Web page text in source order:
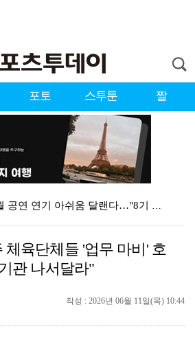
포토 스투툰 짤
아이유, 9월 공연 연기 아쉬움 달랜다…"8기 대상 9…
재희, 승리의 브이
체육단체들 '업무 마비' 호
관 나서달라"
작성 : 2026년 06월 11일(목) 10:44